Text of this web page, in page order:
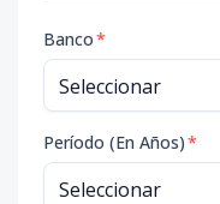
Banco*
Período (En Años)*